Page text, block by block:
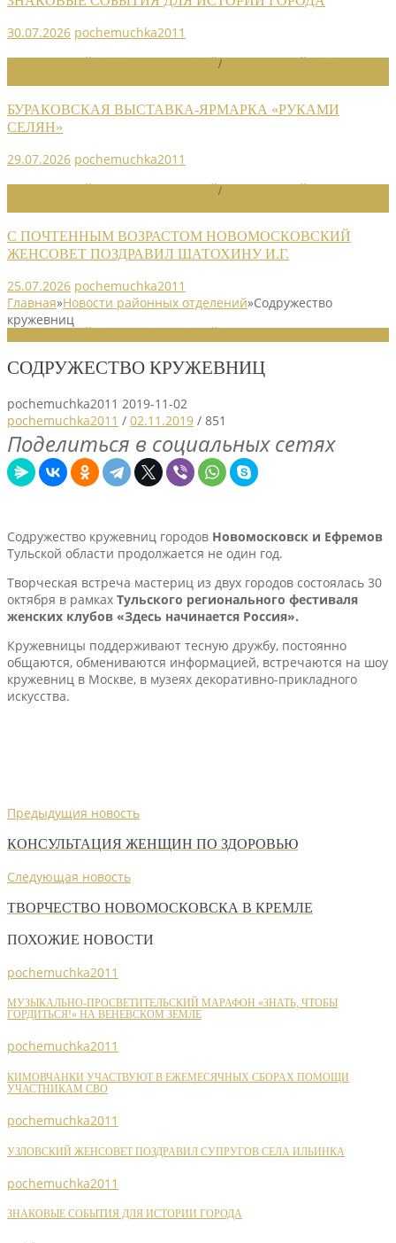
30.07.2026 pochemuchka2011
/
БУРАКОВСКАЯ ВЫСТАВКА-ЯРМАРКА «РУКАМИ
СЕЛЯН»
29.07.2026 pochemuchka2011
/
С ПОЧТЕННЫМ ВОЗРАСТОМ НОВОМОСКОВСКИЙ
ЖЕНСОВЕТ ПОЗДРАВИЛ ШАТОХИНУ И.Г.
25.07.2026 pochemuchka2011
Главная»Новости районных отделений»Содружество
кружевниц
СОДРУЖЕСТВО КРУЖЕВНИЦ
pochemuchka2011 2019-11-02
pochemuchka2011 / 02.11.2019 / 851
Поделиться в социальных сетях
Содружество кружевниц городов Новомосковск и Ефремов
Тульской области продолжается не один год.
Творческая встреча мастериц из двух городов состоялась 30
октября в рамках Тульского регионального фестиваля
женских клубов «Здесь начинается Россия».
Кружевницы поддерживают тесную дружбу, постоянно
общаются, обмениваются информацией, встречаются на шоу
кружевниц в Москве, в музеях декоративно-прикладного
искусства.
Предыдущия новость
КОНСУЛЬТАЦИЯ ЖЕНЩИН ПО ЗДОРОВЬЮ
Следующая новость
ТВОРЧЕСТВО НОВОМОСКОВСКА В КРЕМЛЕ
ПОХОЖИЕ НОВОСТИ
pochemuchka2011
МУЗЫКАЛЬНО-ПРОСВЕТИТЕЛЬСКИЙ МАРАФОН «ЗНАТЬ, ЧТОБЫ
ГОРДИТЬСЯ!» НА ВЕНЕВСКОМ ЗЕМЛЕ
pochemuchka2011
КИМОВЧАНКИ УЧАСТВУЮТ В ЕЖЕМЕСЯЧНЫХ СБОРАХ ПОМОЩИ
УЧАСТНИКАМ СВО
pochemuchka2011
УЗЛОВСКИЙ ЖЕНСОВЕТ ПОЗДРАВИЛ СУПРУГОВ СЕЛА ИЛЬИНКА
pochemuchka2011
ЗНАКОВЫЕ СОБЫТИЯ ДЛЯ ИСТОРИИ ГОРОДА